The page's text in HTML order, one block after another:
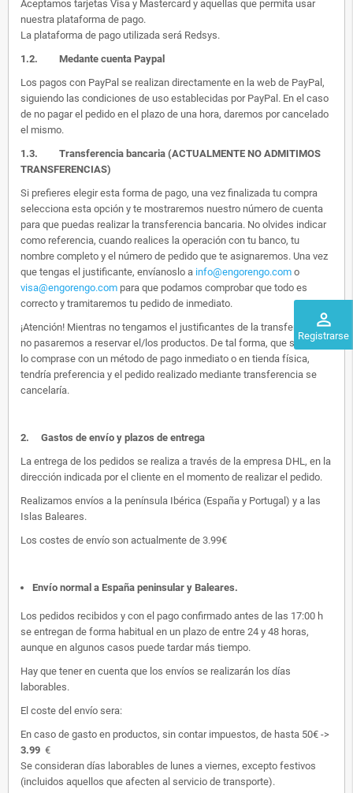
perm_identity
Registrarse
Aceptamos tarjetas Visa y Mastercard y aquellas que permita usar
nuestra plataforma de pago.
La plataforma de pago utilizada será Redsys.
1.2. Medante cuenta Paypal
Los pagos con PayPal se realizan directamente en la web de PayPal,
siguiendo las condiciones de uso establecidas por PayPal. En el caso
de no pagar el pedido en el plazo de una hora, daremos por cancelado
el mismo.
1.3. Transferencia bancaria (ACTUALMENTE NO ADMITIMOS
TRANSFERENCIAS)
Si prefieres elegir esta forma de pago, una vez finalizada tu compra
selecciona esta opción y te mostraremos nuestro número de cuenta
para que puedas realizar la transferencia bancaria. No olvides indicar
como referencia, cuando realices la operación con tu banco, tu
nombre completo y el número de pedido que te asignaremos. Una vez
que tengas el justificante, envíanoslo a info@engorengo.com o
visa@engorengo.com para que podamos comprobar que todo es
correcto y tramitaremos tu pedido de inmediato.
¡Atención! Mientras no tengamos el justificantes de la transferencia,
no pasaremos a reservar el/los productos. De tal forma, que si alguien
lo comprase con un método de pago inmediato o en tienda física,
tendría preferencia y el pedido realizado mediante transferencia se
cancelaría.
2. Gastos de envío y plazos de entrega
La entrega de los pedidos se realiza a través de la empresa DHL, en la
dirección indicada por el cliente en el momento de realizar el pedido.
Realizamos envíos a la península Ibérica (España y Portugal) y a las
Islas Baleares.
Los costes de envío son actualmente de 3.99€
Envío normal a España peninsular y Baleares.
Los pedidos recibidos y con el pago confirmado antes de las 17:00 h
se entregan de forma habitual en un plazo de entre 24 y 48 horas,
aunque en algunos casos puede tardar más tiempo.
Hay que tener en cuenta que los envíos se realizarán los días
laborables.
El coste del envío sera:
En caso de gasto en productos, sin contar impuestos, de hasta 50€ ->
3.99 €
Se consideran días laborables de lunes a viernes, excepto festivos
(incluidos aquellos que afecten al servicio de transporte).